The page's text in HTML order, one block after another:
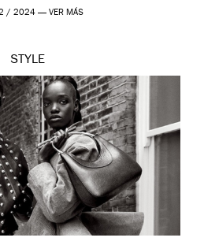
prepara para una […]
/ 2024 — VER MÁS
STYLE